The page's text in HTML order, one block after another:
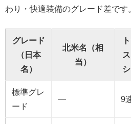
わり・快適装備のグレード差です
グレード
（日本
名）
北米名（相
当）
標準グレ
ード
― 9